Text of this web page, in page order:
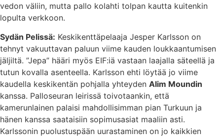
vedon väliin, mutta pallo kolahti tolpan kautta kuitenkin
lopulta verkkoon.
Sydän Pelissä: Keskikenttäpelaaja Jesper Karlsson on
tehnyt vakuuttavan paluun viime kauden loukkaantumisen
jäljiltä. ”Jepa” hääri myös EIF:iä vastaan laajalla säteellä ja
tutun kovalla asenteella. Karlsson ehti löytää jo viime
kaudella keskikentän pohjalla yhteyden Alim Moundin
kanssa. Palloseuran leirissä toivotaankin, että
kamerunlainen palaisi mahdollisimman pian Turkuun ja
hänen kanssa saataisiin sopimusasiat maaliin asti.
Karlssonin puolustuspään uurastaminen on jo kaikkien